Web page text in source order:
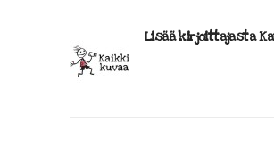
Lisää kirjoittajasta